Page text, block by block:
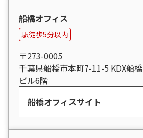
船橋オフィス
駅徒歩5分以内
〒273-0005
千葉県船橋市本町7-11-5 KDX船橋
ビル6階
船橋オフィスサイト